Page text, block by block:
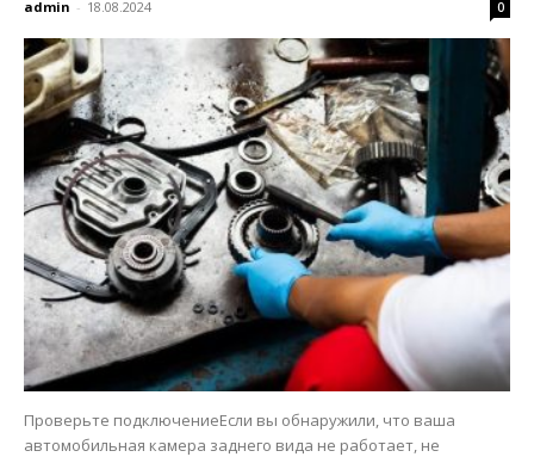
admin - 18.08.2024 0
Проверьте подключениеЕсли вы обнаружили, что ваша
автомобильная камера заднего вида не работает, не